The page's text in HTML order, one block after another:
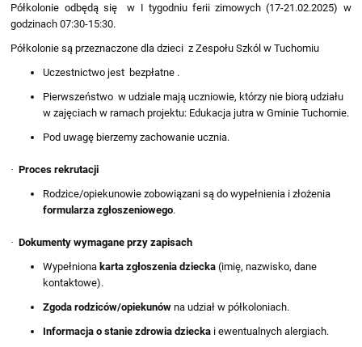
Półkolonie odbędą się w I tygodniu ferii zimowych (17-21.02.2025) w
godzinach 07:30-15:30.
Półkolonie są przeznaczone dla dzieci z Zespołu Szkól w Tuchomiu
Uczestnictwo jest bezpłatne .
Pierwszeństwo w udziale mają uczniowie, którzy nie biorą udziału
w zajęciach w ramach projektu: Edukacja jutra w Gminie Tuchomie.
Pod uwagę bierzemy zachowanie ucznia.
·Proces rekrutacji
Rodzice/opiekunowie zobowiązani są do wypełnienia i złożenia
formularza zgłoszeniowego.
·Dokumenty wymagane przy zapisach
Wypełniona karta zgłoszenia dziecka (imię, nazwisko, dane
kontaktowe).
Zgoda rodziców/opiekunów na udział w półkoloniach.
Informacja o stanie zdrowia dziecka i ewentualnych alergiach.